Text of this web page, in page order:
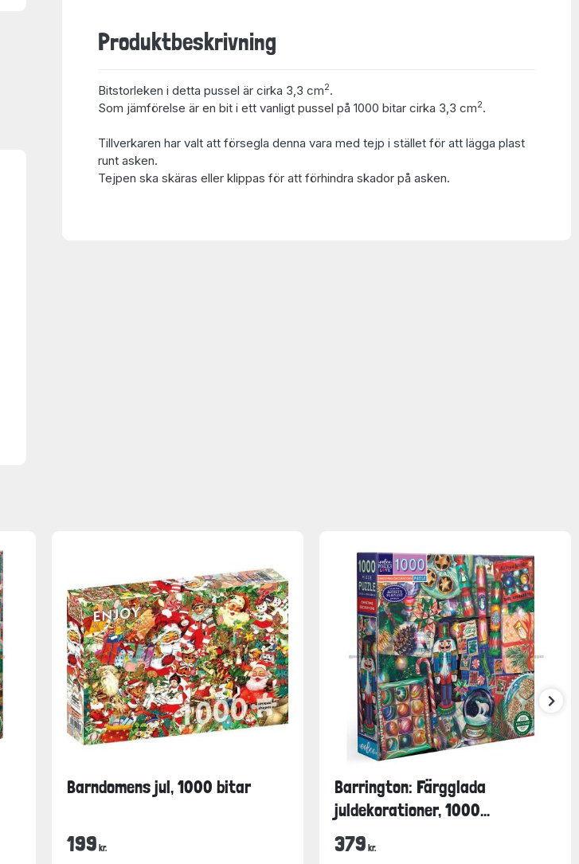
Produktbeskrivning
Bitstorleken i detta pussel är cirka 3,3 cm2.
Som jämförelse är en bit i ett vanligt pussel på 1000 bitar cirka 3,3 cm2.
Tillverkaren har valt att försegla denna vara med tejp i stället för att lägga plast
runt asken.
Tejpen ska skäras eller klippas för att förhindra skador på asken.
Barndomens jul, 1000 bitar
199 kr.
Barrington: Färgglada
juldekorationer, 1000...
379 kr.